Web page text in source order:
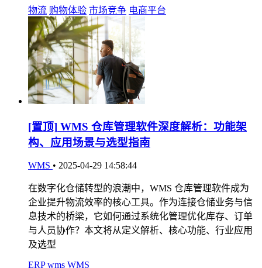
物流 购物体验 市场竞争 电商平台
[置顶] WMS 仓库管理软件深度解析：功能架
构、应用场景与选型指南
WMS • 2025-04-29 14:58:44
在数字化仓储转型的浪潮中，WMS 仓库管理软件成为
企业提升物流效率的核心工具。作为连接仓储业务与信
息技术的桥梁，它如何通过系统化管理优化库存、订单
与人员协作？本文将从定义解析、核心功能、行业应用
及选型
ERP wms WMS